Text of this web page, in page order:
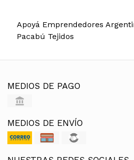
Apoyá Emprendedores
Pacabú Tejidos
MEDIOS DE PAGO
MEDIOS DE ENVÍO